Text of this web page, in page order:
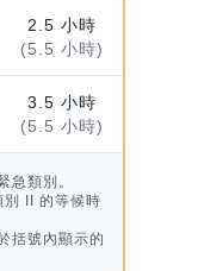
2.5 小時
(5.5 小時)
3.5 小時
(5.5 小時)
急類別。
別 II 的等候時
括號內顯示的